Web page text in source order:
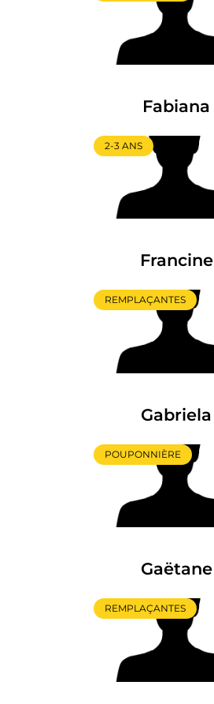
Fabiana
2-3 ANS
Francine
REMPLAÇANTES
Gabriela
POUPONNIÈRE
Gaëtane
REMPLAÇANTES